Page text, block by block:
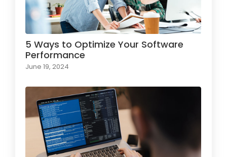
5 Ways to Optimize Your Software
Performance
June 19, 2024